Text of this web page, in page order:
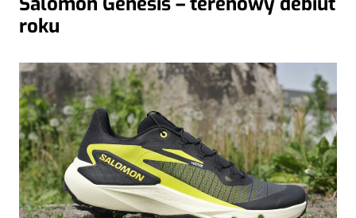
roku